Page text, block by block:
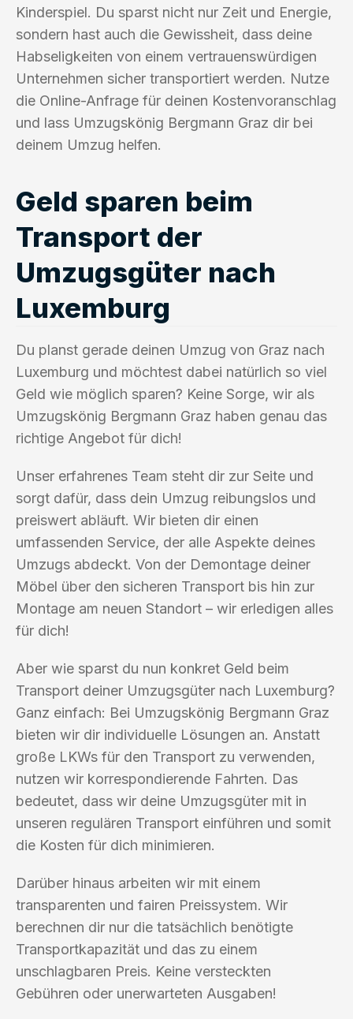
Kinderspiel. Du sparst nicht nur Zeit und Energie,
sondern hast auch die Gewissheit, dass deine
Habseligkeiten von einem vertrauenswürdigen
Unternehmen sicher transportiert werden. Nutze
die Online-Anfrage für deinen Kostenvoranschlag
und lass Umzugskönig Bergmann Graz dir bei
deinem Umzug helfen.
Geld sparen beim
Transport der
Umzugsgüter nach
Luxemburg
Du planst gerade deinen Umzug von Graz nach
Luxemburg und möchtest dabei natürlich so viel
Geld wie möglich sparen? Keine Sorge, wir als
Umzugskönig Bergmann Graz haben genau das
richtige Angebot für dich!
Unser erfahrenes Team steht dir zur Seite und
sorgt dafür, dass dein Umzug reibungslos und
preiswert abläuft. Wir bieten dir einen
umfassenden Service, der alle Aspekte deines
Umzugs abdeckt. Von der Demontage deiner
Möbel über den sicheren Transport bis hin zur
Montage am neuen Standort – wir erledigen alles
für dich!
Aber wie sparst du nun konkret Geld beim
Transport deiner Umzugsgüter nach Luxemburg?
Ganz einfach: Bei Umzugskönig Bergmann Graz
bieten wir dir individuelle Lösungen an. Anstatt
große LKWs für den Transport zu verwenden,
nutzen wir korrespondierende Fahrten. Das
bedeutet, dass wir deine Umzugsgüter mit in
unseren regulären Transport einführen und somit
die Kosten für dich minimieren.
Darüber hinaus arbeiten wir mit einem
transparenten und fairen Preissystem. Wir
berechnen dir nur die tatsächlich benötigte
Transportkapazität und das zu einem
unschlagbaren Preis. Keine versteckten
Gebühren oder unerwarteten Ausgaben!